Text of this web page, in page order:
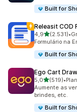
Built for
Releasit COD
4,9de 5(2.531)
2531 •
Formulário na
Built for
Ego Cart
5,0de 5(519)
519 avaliações
•
Aumente as
brindes, etc.
Built for